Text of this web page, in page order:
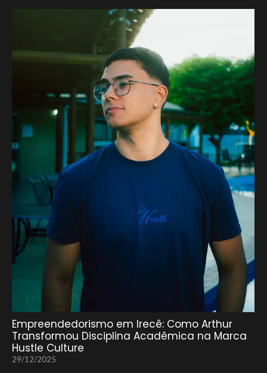
Empreendedorismo em Irecê: Como Arthur
Transformou Disciplina Acadêmica na Marca
Hustle Culture
29/12/2025